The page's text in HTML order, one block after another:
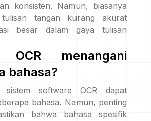
konsisten. Namun, biasanya
tulisan tangan kurang akurat
besar dalam gaya tulisan
OCR menangani
bahasa?
sistem software OCR dapat
bahasa. Namun, penting
bahwa bahasa spesifik